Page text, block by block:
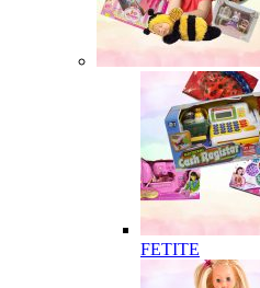
FETITE